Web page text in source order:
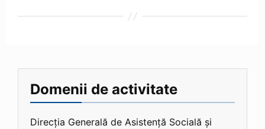
Domenii de activitate
Direcția Generală de Asistență Socială și